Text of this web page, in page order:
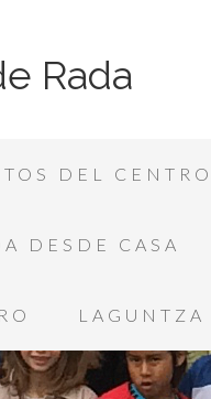
Rada
DEL CENTRO
DESDE CASA
LAGUNTZA